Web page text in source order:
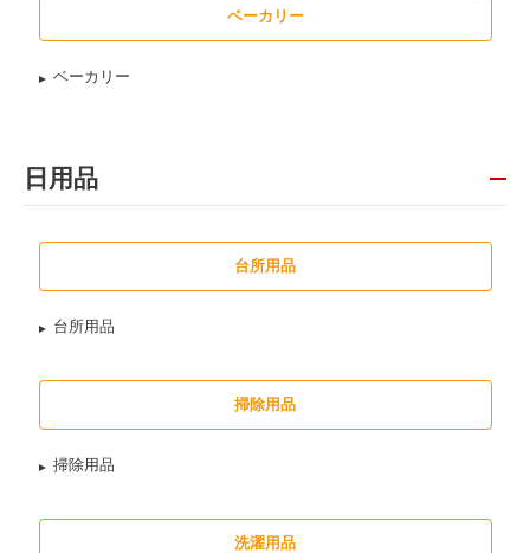
ベーカリー
ベーカリー
日用品
台所用品
台所用品
掃除用品
掃除用品
洗濯用品